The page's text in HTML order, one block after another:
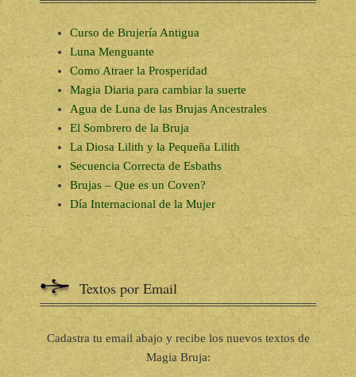
Curso de Brujería Antigua
Luna Menguante
Como Atraer la Prosperidad
Magia Diaria para cambiar la suerte
Agua de Luna de las Brujas Ancestrales
El Sombrero de la Bruja
La Diosa Lilith y la Pequeña Lilith
Secuencia Correcta de Esbaths
Brujas – Que es un Coven?
Día Internacional de la Mujer
Textos por Email
Cadastra tu email abajo y recibe los nuevos textos de
Magia Bruja: